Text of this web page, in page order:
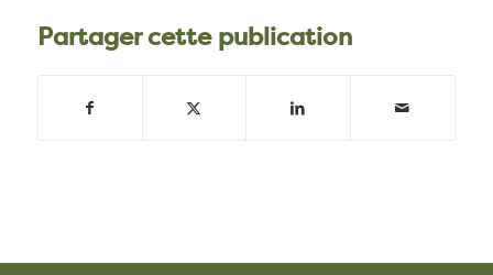
Partager cette publication